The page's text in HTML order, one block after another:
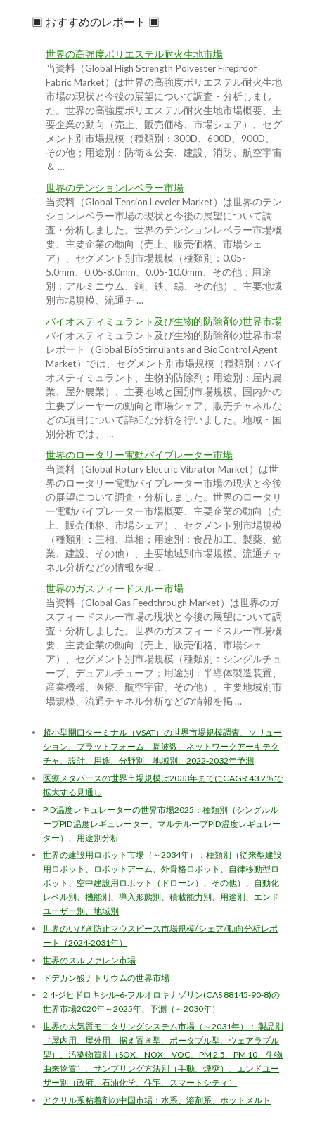
▣ おすすめのレポート ▣
世界の高強度ポリエステル耐火生地市場
当資料（Global High Strength Polyester Fireproof
Fabric Market）は世界の高強度ポリエステル耐火生地
市場の現状と今後の展望について調査・分析しまし
た。世界の高強度ポリエステル耐火生地市場概要、主
要企業の動向（売上、販売価格、市場シェア）、セグ
メント別市場規模（種類別：300D、600D、900D、
その他；用途別：防衛＆公安、建設、消防、航空宇宙
＆ …
世界のテンションレベラー市場
当資料（Global Tension Leveler Market）は世界のテン
ションレベラー市場の現状と今後の展望について調
査・分析しました。世界のテンションレベラー市場概
要、主要企業の動向（売上、販売価格、市場シェ
ア）、セグメント別市場規模（種類別：0.05-
5.0mm、0.05-8.0mm、0.05-10.0mm、その他；用途
別：アルミニウム、銅、鉄、錫、その他）、主要地域
別市場規模、流通チ …
バイオスティミュラント及び生物的防除剤の世界市場
バイオスティミュラント及び生物的防除剤の世界市場
レポート（Global BioStimulants and BioControl Agent
Market）では、セグメント別市場規模（種類別：バイ
オスティミュラント、生物的防除剤；用途別：屋内農
業、屋外農業）、主要地域と国別市場規模、国内外の
主要プレーヤーの動向と市場シェア、販売チャネルな
どの項目について詳細な分析を行いました。地域・国
別分析では、 …
世界のロータリー電動バイブレーター市場
当資料（Global Rotary Electric Vibrator Market）は世
界のロータリー電動バイブレーター市場の現状と今後
の展望について調査・分析しました。世界のロータリ
ー電動バイブレーター市場概要、主要企業の動向（売
上、販売価格、市場シェア）、セグメント別市場規模
（種類別：三相、単相；用途別：食品加工、製薬、鉱
業、建設、その他）、主要地域別市場規模、流通チャ
ネル分析などの情報を掲 …
世界のガスフィードスルー市場
当資料（Global Gas Feedthrough Market）は世界のガ
スフィードスルー市場の現状と今後の展望について調
査・分析しました。世界のガスフィードスルー市場概
要、主要企業の動向（売上、販売価格、市場シェ
ア）、セグメント別市場規模（種類別：シングルチュ
ーブ、デュアルチューブ；用途別：半導体製造装置、
産業機器、医療、航空宇宙、その他）、主要地域別市
場規模、流通チャネル分析などの情報を掲 …
超小型開口ターミナル（VSAT）の世界市場規模調査、ソリュー
ション、プラットフォーム、周波数、ネットワークアーキテク
チャ、設計、用途、分野別、地域別、2022-2032年予測
医療メタバースの世界市場規模は2033年までにCAGR 43.2％で
拡大する見通し
PID温度レギュレーターの世界市場2025：種類別（シングルル
ープPID温度レギュレーター、マルチループPID温度レギュレー
ター）、用途別分析
世界の建設用ロボット市場（～2034年）：種類別（従来型建設
用ロボット、ロボットアーム、外骨格ロボット、自律移動型ロ
ボット、空中建設用ロボット（ドローン）、その他）、自動化
レベル別、機能別、導入形態別、積載能力別、用途別、エンド
ユーザー別、地域別
世界のいびき防止マウスピース市場規模/シェア/動向分析レポ
ート（2024-2031年）
世界のスルファレン市場
ドデカン酸ナトリウムの世界市場
2,4-ジヒドロキシル-6-フルオロキナゾリン(CAS 88145-90-8)の
世界市場2020年～2025年、予測（～2030年）
世界の大気質モニタリングシステム市場（～2031年）： 製品別
（屋内用、屋外用、据え置き型、ポータブル型、ウェアラブル
型）、汚染物質別（SOX、NOX、VOC、PM 2.5、PM 10、生物
由来物質）、サンプリング方法別（手動、煙突）、エンドユー
ザー別（政府、石油化学、住宅、スマートシティ）
アクリル系粘着剤の中国市場：水系、溶剤系、ホットメルト